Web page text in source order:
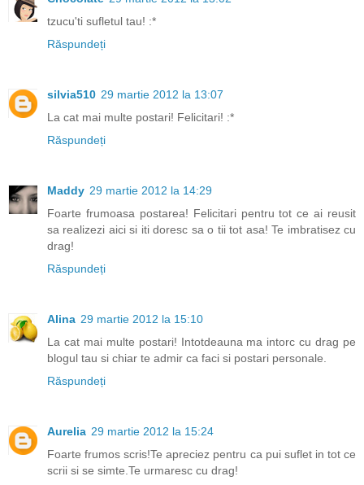
tzucu'ti sufletul tau! :*
Răspundeți
silvia510 29 martie 2012 la 13:07
La cat mai multe postari! Felicitari! :*
Răspundeți
Maddy 29 martie 2012 la 14:29
Foarte frumoasa postarea! Felicitari pentru tot ce ai reusit
sa realizezi aici si iti doresc sa o tii tot asa! Te imbratisez cu
drag!
Răspundeți
Alina 29 martie 2012 la 15:10
La cat mai multe postari! Intotdeauna ma intorc cu drag pe
blogul tau si chiar te admir ca faci si postari personale.
Răspundeți
Aurelia 29 martie 2012 la 15:24
Foarte frumos scris!Te apreciez pentru ca pui suflet in tot ce
scrii si se simte.Te urmaresc cu drag!